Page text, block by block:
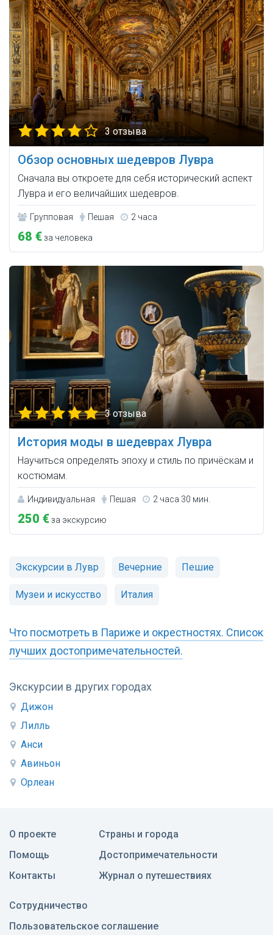
Экскурсии в других городах
Дижон
Лилль
Анси
Авиньон
Орлеан
3 отзыва
Обзор основных шедевров Лувра
Сначала вы откроете для себя исторический аспект
Лувра и его величайших шедевров.
Групповая Пешая 2 часа
68 €за человека
3 отзыва
История моды в шедеврах Лувра
Научиться определять эпоху и стиль по причёскам и
костюмам.
Индивидуальная Пешая 2 часа 30 мин.
250 €за экскурсию
Экскурсии в Лувр Вечерние Пешие
Музеи и искусство Италия
Что посмотреть в Париже и окрестностях. Список
лучших достопримечательностей.
О проекте
Помощь
Контакты
Страны и города
Достопримечательности
Журнал о путешествиях
Сотрудничество
Пользовательское соглашение